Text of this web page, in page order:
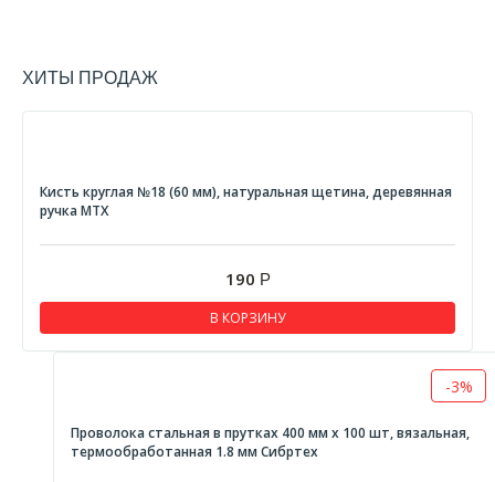
ХИТЫ ПРОДАЖ
Кисть круглая №18 (60 мм), натуральная щетина, деревянная
ручка MTX
190 Р
В КОРЗИНУ
-3%
Проволока стальная в прутках 400 мм х 100 шт, вязальная,
термообработанная 1.8 мм Сибртех